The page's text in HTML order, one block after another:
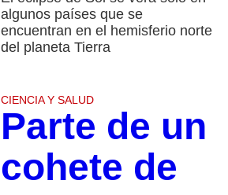
algunos países que se
encuentran en el hemisferio norte
del planeta Tierra
CIENCIA Y SALUD
Parte de un
cohete de